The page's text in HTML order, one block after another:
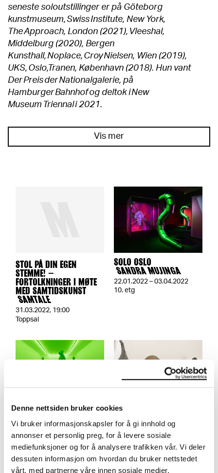
Denne nettsiden bruker cookies
Vi bruker informasjonskapsler for å gi innhold og
annonser et personlig preg, for å levere sosiale
mediefunksjoner og for å analysere trafikken vår. Vi deler
dessuten informasjon om hvordan du bruker nettstedet
vårt, med partnerne våre innen sosiale medier,
seneste soloutstillinger er på Göteborg
kunstmuseum, Swiss Institute, New York,
The Approach, London (2021), Vleeshal,
Middelburg (2020), Bergen
Kunsthall, Noplace, Croy Nielsen, Wien (2019),
UKS, Oslo,Tranen, København (2018). Hun vant
Der Preis der Nationalgalerie, på
Hamburger Bahnhof og deltok i New
Museum Triennal i 2021.
Vis mer
STOL PÅ DIN EGEN
STEMME! –
FORTOLKNINGER I MØTE
MED SAMTIDSKUNST
SAMTALE
31.03.2022, 19:00
Toppsal
SOLO OSLO
SANDRA MUJINGA
22.01.2022 – 03.04.2022
10. etg
til en utstillingshistorikk
Kurator for samtidskunst
Tominga O’Donnell sporer
nye installasjon på…
det jeg vil se i verden»
En samtale mellom Sandra
Mujinga og Zeenat Amiri.